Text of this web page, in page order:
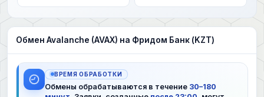
Обмен Avalanche (AVAX) на Фридом Банк (KZT)
ВРЕМЯ ОБРАБОТКИ
Обмены обрабатываются в течение 30–180